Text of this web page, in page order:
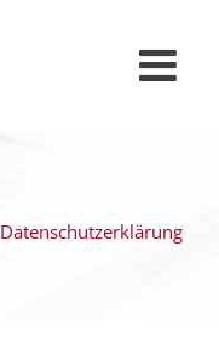
Datenschutzerklärung